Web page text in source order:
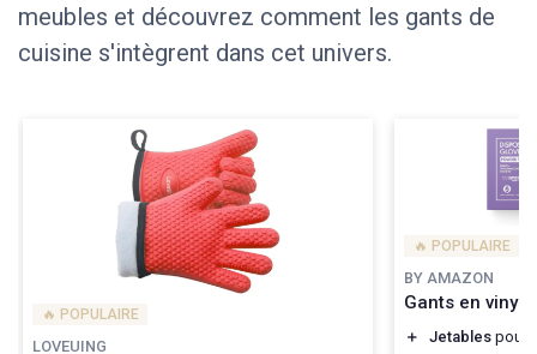
meubles et découvrez comment les gants de
cuisine s'intègrent dans cet univers.
🔥 POPULAIRE
LOVEUING
🔥 POPULAIRE
BY AMAZON
Gants en
＋ Jetables pour